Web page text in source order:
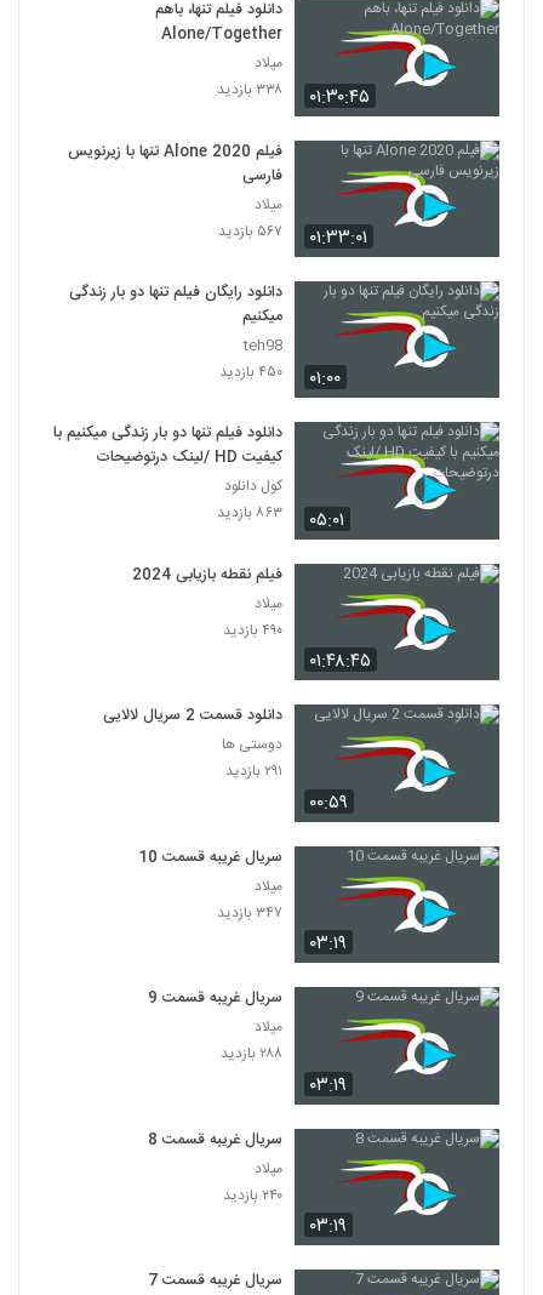
۰۱:۳۰:۴۵
دانلود فیلم تنها، باهم
Alone/Together
میلاد
۳۳۸ بازدید
۰۱:۳۳:۰۱
فیلم Alone 2020 تنها با زیرنویس
فارسی
میلاد
۵۶۷ بازدید
۰۱:۰۰
دانلود رایگان فیلم تنها دو بار زندگی
میکنیم
teh98
۴۵۰ بازدید
۰۵:۰۱
دانلود فیلم تنها دو بار زندگی میکنیم با
کیفیت HD /لینک درتوضیحات
کول دانلود
۸۶۳ بازدید
۰۱:۴۸:۴۵
فیلم نقطه بازیابی 2024
میلاد
۴۹۰ بازدید
۰۰:۵۹
دانلود قسمت 2 سریال لالایی
دوستی ها
۲۹۱ بازدید
۰۳:۱۹
سریال غریبه قسمت 10
میلاد
۳۴۷ بازدید
۰۳:۱۹
سریال غریبه قسمت 9
میلاد
۲۸۸ بازدید
۰۳:۱۹
سریال غریبه قسمت 8
میلاد
۲۴۰ بازدید
سریال غریبه قسمت 7